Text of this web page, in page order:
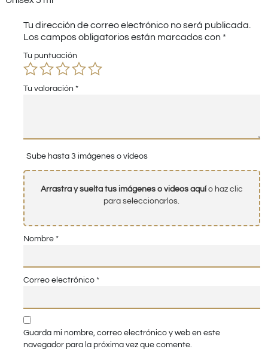
Tu dirección de correo electrónico no será publicada.
Los campos obligatorios están marcados con *
Tu puntuación
Tu valoración *
Sube hasta 3 imágenes o vídeos
Arrastra y suelta tus imágenes o videos aquío haz clic
para seleccionarlos.
Nombre *
Correo electrónico *
Guarda mi nombre, correo electrónico y web en este
navegador para la próxima vez que comente.